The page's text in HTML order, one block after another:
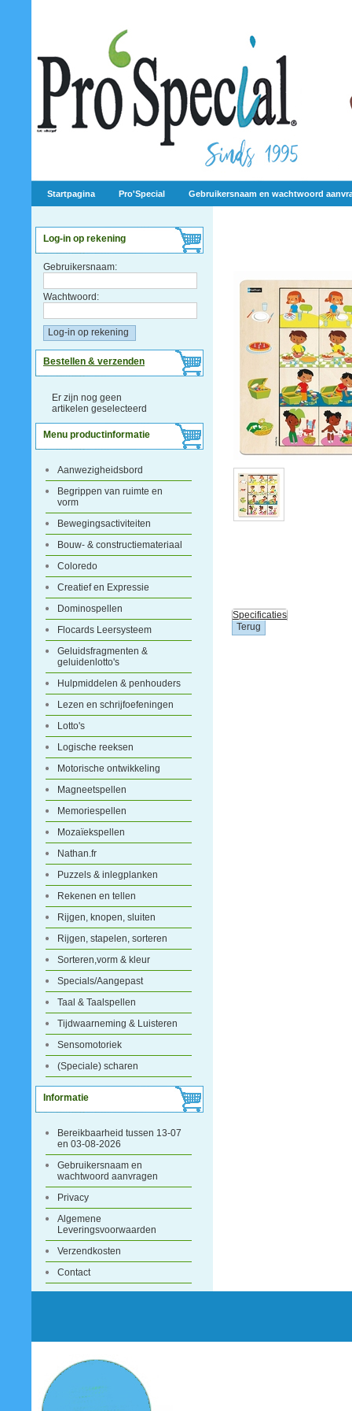
Startpagina Pro'Special Gebruikersnaam en wachtwoord
Log-in op rekening
Gebruikersnaam:
Wachtwoord:
Bestellen & verzenden
Er zijn nog geen
artikelen geselecteerd
Menu productinformatie
Aanwezigheidsbord
Begrippen van ruimte en
vorm
Bewegingsactiviteiten
Bouw- & constructiemateriaal
Coloredo
Creatief en Expressie
Dominospellen
Flocards Leersysteem
Geluidsfragmenten &
geluidenlotto's
Hulpmiddelen & penhouders
Lezen en schrijfoefeningen
Lotto's
Logische reeksen
Motorische ontwikkeling
Magneetspellen
Memoriespellen
Mozaïekspellen
Nathan.fr
Puzzels & inlegplanken
Rekenen en tellen
Rijgen, knopen, sluiten
Rijgen, stapelen, sorteren
Sorteren,vorm & kleur
Specials/Aangepast
Taal & Taalspellen
Tijdwaarneming & Luisteren
Sensomotoriek
(Speciale) scharen
Informatie
Bereikbaarheid tussen 13-07
en 03-08-2026
Gebruikersnaam en
wachtwoord aanvragen
Privacy
Algemene
Leveringsvoorwaarden
Verzendkosten
Contact
Specificaties